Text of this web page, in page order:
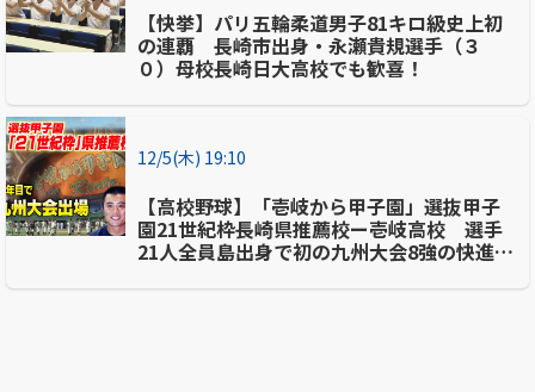
【快挙】パリ五輪柔道男子81キロ級史上初
の連覇 長崎市出身・永瀬貴規選手（３
０）母校長崎日大高校でも歓喜！
12/5(木) 19:10
【高校野球】「壱岐から甲子園」選抜甲子
園21世紀枠長崎県推薦校ー壱岐高校 選手
21人全員島出身で初の九州大会8強の快進